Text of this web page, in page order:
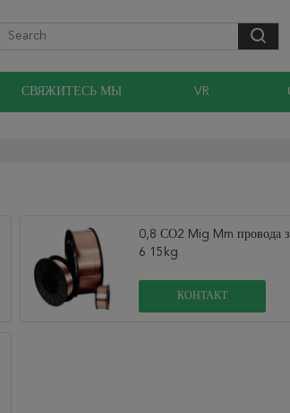
СВЯЖИТЕСЬ МЫ VR
0,8 СО2 Mig Mm провода
6 15kg
КОНТАКТ